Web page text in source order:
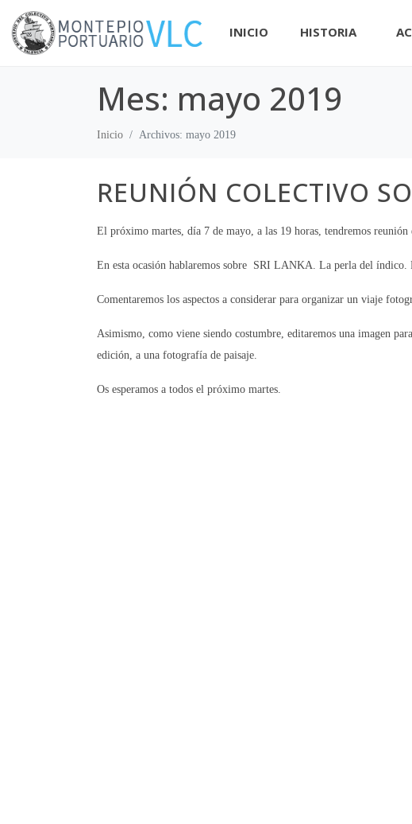
INICIO HISTORIA
Mes: mayo 2019
Inicio Archivos: mayo 2019
REUNIÓN COLECTIVO
El próximo martes, día 7 de mayo, a las 19 horas, tendremos
En esta ocasión hablaremos sobre  SRI LANKA. La perla del índico.
Comentaremos los aspectos a considerar para organizar un viaje
Asimismo, como viene siendo costumbre, editaremos una imagen
edición, a una fotografía de paisaje.
Os esperamos a todos el próximo martes.